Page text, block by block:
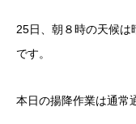
25日、朝８時の天候
です。
本日の揚降作業は通常